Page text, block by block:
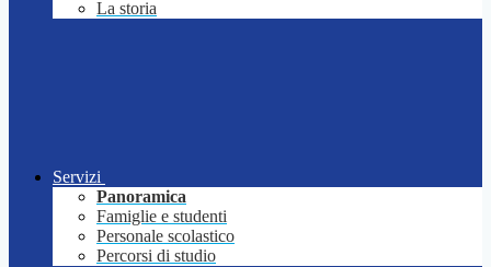
La storia
Servizi
Panoramica
Famiglie e studenti
Personale scolastico
Percorsi di studio